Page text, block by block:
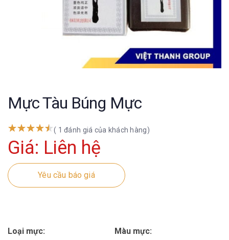
Mực Tàu Búng Mực
( 1 đánh giá của khách hàng)
Giá: Liên hệ
Yêu cầu báo giá
Loại mực:
Màu mực: